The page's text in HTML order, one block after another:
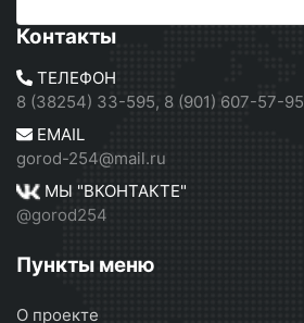
Контакты
ТЕЛЕФОН
8 (38254) 33-595, 8 (901) 607-57-95
EMAIL
gorod-254@mail.ru
МЫ "ВКОНТАКТЕ"
@gorod254
Пункты меню
О проекте